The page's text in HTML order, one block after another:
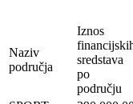
Naziv
područja
Iznos
sredstava
po
području